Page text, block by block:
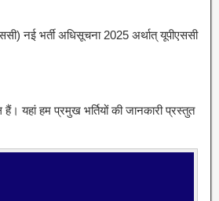
नई भर्ती अधिसूचना 2025 अर्थात् यूपीएससी
हैं। यहां हम प्रमुख भर्तियों की जानकारी प्रस्तुत